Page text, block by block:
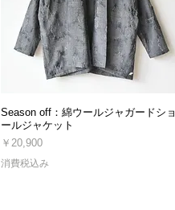
Season off：綿ウールジャガードショ
ールジャケット
価格
￥20,900
消費税込み